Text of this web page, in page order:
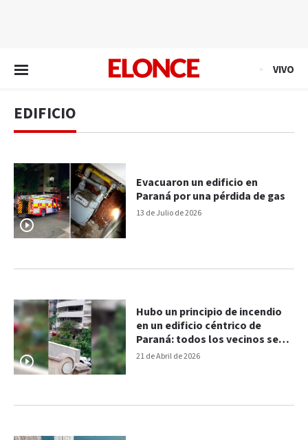
VIVO
EDIFICIO
13 de Julio de 2026
Evacuaron un edificio en
Paraná por una pérdida de gas
21 de Abril de 2026
Hubo un principio de incendio
en un edificio céntrico de
Paraná: todos los vecinos se
autoevacuaron